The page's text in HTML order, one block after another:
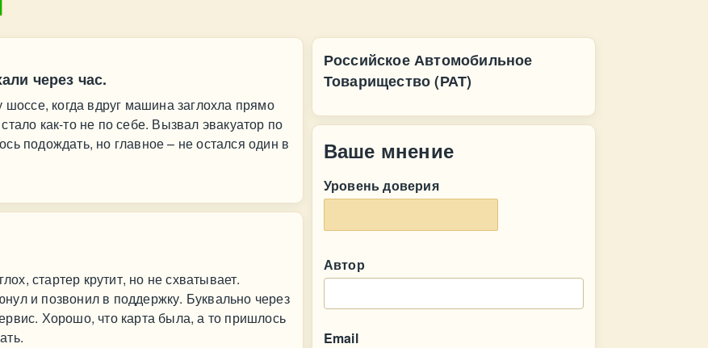
через час.
когда вдруг машина заглохла прямо
как-то не по себе. Вызвал эвакуатор по
подождать, но главное – не остался один в
стартер крутит, но не схватывает.
и позвонил в поддержку. Буквально через
Хорошо, что карта была, а то пришлось
Российское Автомобильное
Товарищество (РАТ)
Ваше мнение
Уровень доверия
Автор
Email